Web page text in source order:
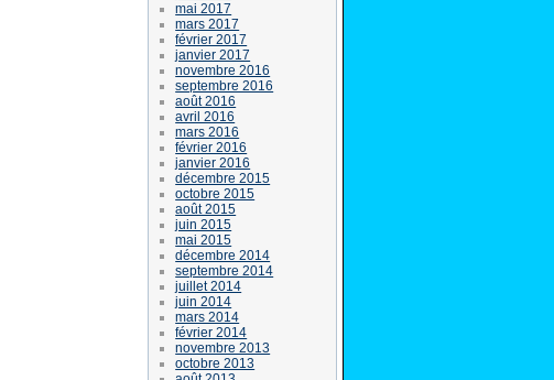
mai 2017
mars 2017
février 2017
janvier 2017
novembre 2016
septembre 2016
août 2016
avril 2016
mars 2016
février 2016
janvier 2016
décembre 2015
octobre 2015
août 2015
juin 2015
mai 2015
décembre 2014
septembre 2014
juillet 2014
juin 2014
mars 2014
février 2014
novembre 2013
octobre 2013